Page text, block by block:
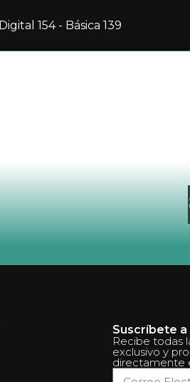
Digital 154 - Básica 139
Suscríbete a
Recibe todas
exclusivo y
directamente